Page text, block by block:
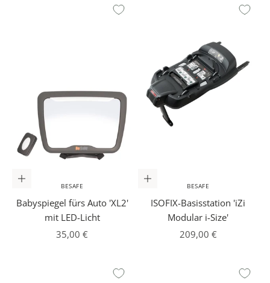
In den Warenkorb
BESAFE
Babyspiegel fürs Auto 'XL2'
mit LED-Licht
Angebot
35,00 €
In den Warenkorb
BESAFE
ISOFIX-Basisstation 'iZi
Modular i-Size'
Angebot
209,00 €